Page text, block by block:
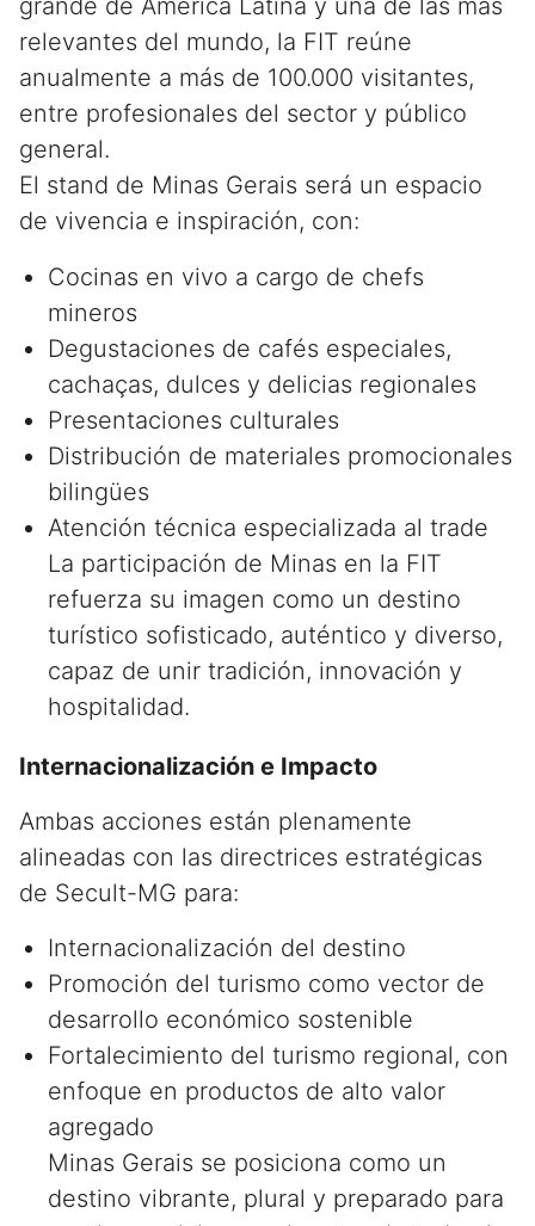
grande de América Latina y una de las más
relevantes del mundo, la FIT reúne
anualmente a más de 100.000 visitantes,
entre profesionales del sector y público
general.
El stand de Minas Gerais será un espacio
de vivencia e inspiración, con:
Cocinas en vivo a cargo de chefs
mineros
Degustaciones de cafés especiales,
cachaças, dulces y delicias regionales
Presentaciones culturales
Distribución de materiales promocionales
bilingües
Atención técnica especializada al trade
La participación de Minas en la FIT
refuerza su imagen como un destino
turístico sofisticado, auténtico y diverso,
capaz de unir tradición, innovación y
hospitalidad.
Internacionalización e Impacto
Ambas acciones están plenamente
alineadas con las directrices estratégicas
de Secult-MG para:
Internacionalización del destino
Promoción del turismo como vector de
desarrollo económico sostenible
Fortalecimiento del turismo regional, con
enfoque en productos de alto valor
agregado
Minas Gerais se posiciona como un
destino vibrante, plural y preparado para